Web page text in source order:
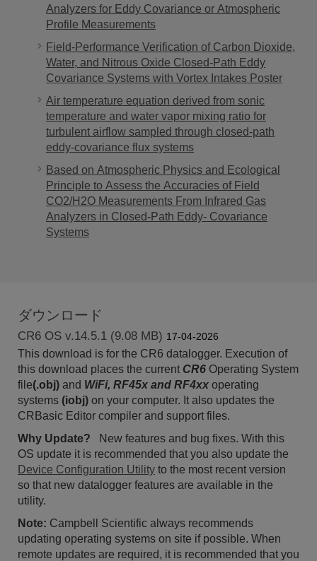
Analyzers for Eddy Covariance or Atmospheric
Profile Measurements
Field-Performance Verification of Carbon Dioxide,
Water, and Nitrous Oxide Closed-Path Eddy
Covariance Systems with Vortex Intakes Poster
Air temperature equation derived from sonic
temperature and water vapor mixing ratio for
turbulent airflow sampled through closed-path
eddy-covariance flux systems
Based on Atmospheric Physics and Ecological
Principle to Assess the Accuracies of Field
CO2/H2O Measurements From Infrared Gas
Analyzers in Closed-Path Eddy- Covariance
Systems
ダウンロード
CR6 OS v.14.5.1 (9.08 MB) 17-04-2026
This download is for the CR6 datalogger. Execution of
this download places the current CR6 Operating System
file(.obj) and WiFi, RF45x and RF4xx operating
systems (iobj) on your computer. It also updates the
CRBasic Editor compiler and support files.
Why Update?
New features and bug fixes. With this
OS update it is recommended that you also update the
Device Configuration Utility to the most recent version
so that new datalogger features are available in the
utility.
Note: Campbell Scientific always recommends
updating operating systems on site if possible. When
remote updates are required, it is recommended that you